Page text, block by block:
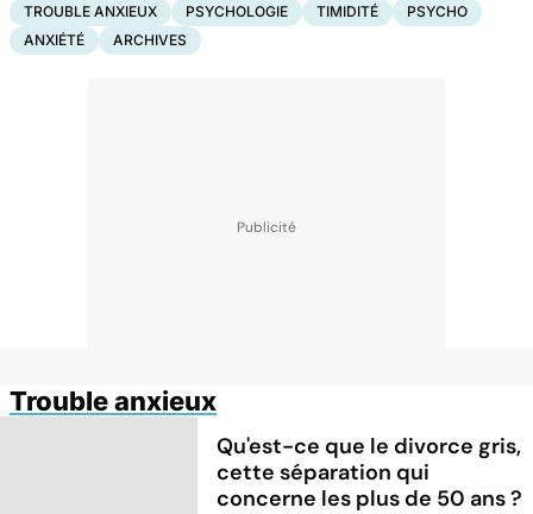
TROUBLE ANXIEUX PSYCHOLOGIE TIMIDITÉ
PSYCHO
ANXIÉTÉ
ARCHIVES
Trouble anxieux
Qu'est-ce que le divorce gris,
cette séparation qui
concerne les plus de 50 ans ?